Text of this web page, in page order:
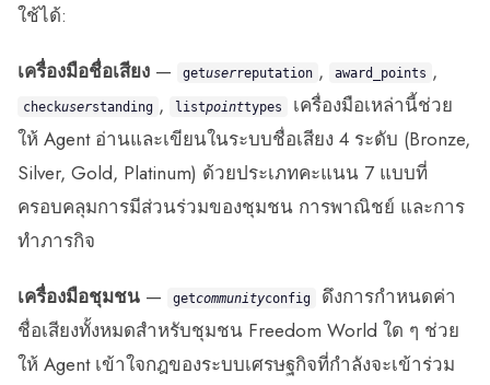
ใช้ได้:
เครื่องมือชื่อเสียง — getuserreputation , award_points ,
checkuserstanding , listpointtypes
เครื่องมือเหล่านี้ช่วย
ให้ Agent อ่านและเขียนในระบบชื่อเสียง 4 ระดับ (Bronze,
Silver, Gold, Platinum) ด้วยประเภทคะแนน 7 แบบที่
ครอบคลุมการมีส่วนร่วมของชุมชน การพาณิชย์ และการ
ทำภารกิจ
เครื่องมือชุมชน — getcommunityconfig
ดึงการกำหนดค่า
ชื่อเสียงทั้งหมดสำหรับชุมชน Freedom World ใด ๆ ช่วย
ให้ Agent เข้าใจกฎของระบบเศรษฐกิจที่กำลังจะเข้าร่วม